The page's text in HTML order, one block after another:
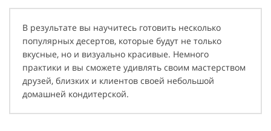
В результате вы научитесь готовить несколько
популярных десертов, которые будут не только
вкусные, но и визуально красивые. Немного
практики и вы сможете удивлять своим мастерством
друзей, близких и клиентов своей небольшой
домашней кондитерской.